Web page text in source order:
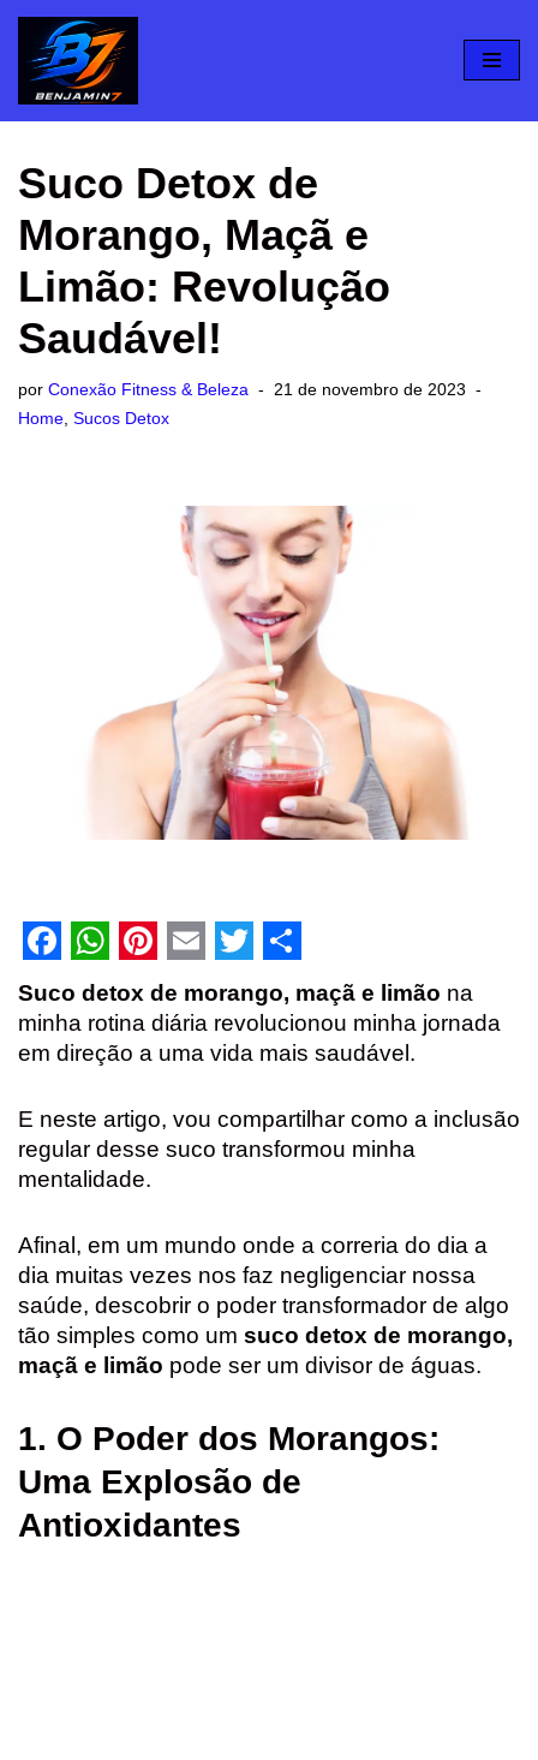
Pular
para
o
Suco Detox de
Morango, Maçã e
Limão: Revolução
Saudável!
por Conexão Fitness & Beleza
21 de novembro de 2023
Home Sucos Detox
F
a
c
b
o
k
W
h
a
s
A
p
P
i
n
e
r
s
t
E
m
a
l
T
w
i
t
e
S
h
a
e
Suco detox de morango, maçã e limão na
minha rotina diária revolucionou minha jornada
em direção a uma vida mais saudável.
E neste artigo, vou compartilhar como a inclusão
regular desse suco transformou minha
mentalidade.
Afinal, em um mundo onde a correria do dia a
dia muitas vezes nos faz negligenciar nossa
saúde, descobrir o poder transformador de algo
tão simples como um suco detox de morango,
maçã e limão pode ser um divisor de águas.
1. O Poder dos Morangos:
Uma Explosão de
Antioxidantes